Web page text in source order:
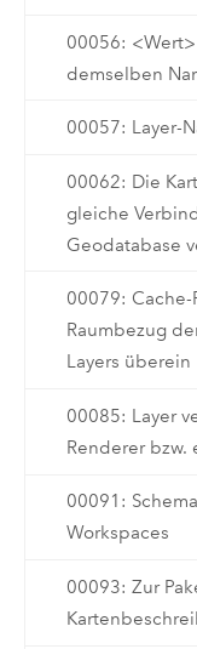
00056:
demselben
00057: Layer-
00062: Die
gleiche
Geodatabase
00079:
Raumbezug
Layers überein
00085: Layer
Renderer
00091:
Workspaces
00093: Zur